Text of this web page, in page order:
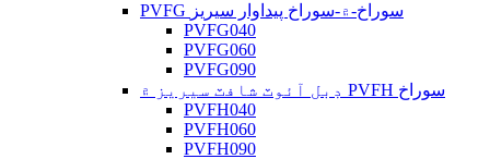
PVFG سوراخ-۾-سوراخ پيداوار سيريز
PVFG040
PVFG060
PVFG090
ڊبل آئوٽ شافٽ سيريز ۾ PVFH سوراخ
PVFH040
PVFH060
PVFH090